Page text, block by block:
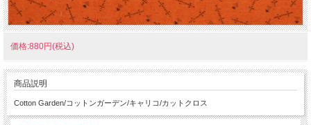
価格:880円(税込)
商品説明
Cotton Garden/コットンガーデン/キャリコ/カットクロス